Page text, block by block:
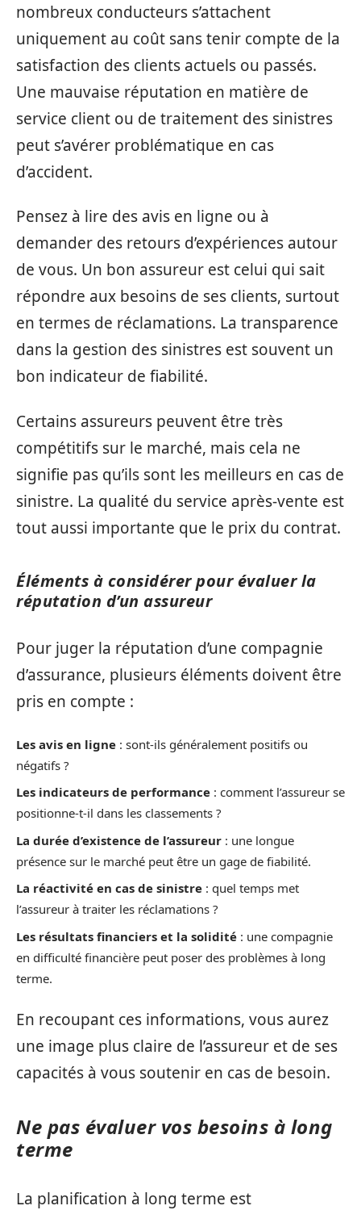
nombreux conducteurs s’attachent
uniquement au coût sans tenir compte de la
satisfaction des clients actuels ou passés.
Une mauvaise réputation en matière de
service client ou de traitement des sinistres
peut s’avérer problématique en cas
d’accident.
Pensez à lire des avis en ligne ou à
demander des retours d’expériences autour
de vous. Un bon assureur est celui qui sait
répondre aux besoins de ses clients, surtout
en termes de réclamations. La transparence
dans la gestion des sinistres est souvent un
bon indicateur de fiabilité.
Certains assureurs peuvent être très
compétitifs sur le marché, mais cela ne
signifie pas qu’ils sont les meilleurs en cas de
sinistre. La qualité du service après-vente est
tout aussi importante que le prix du contrat.
Éléments à considérer pour évaluer la
réputation d’un assureur
Pour juger la réputation d’une compagnie
d’assurance, plusieurs éléments doivent être
pris en compte :
Les avis en ligne : sont-ils généralement positifs ou
négatifs ?
Les indicateurs de performance : comment l’assureur se
positionne-t-il dans les classements ?
La durée d’existence de l’assureur : une longue
présence sur le marché peut être un gage de fiabilité.
La réactivité en cas de sinistre : quel temps met
l’assureur à traiter les réclamations ?
Les résultats financiers et la solidité : une compagnie
en difficulté financière peut poser des problèmes à long
terme.
En recoupant ces informations, vous aurez
une image plus claire de l’assureur et de ses
capacités à vous soutenir en cas de besoin.
Ne pas évaluer vos besoins à long
terme
La planification à long terme est